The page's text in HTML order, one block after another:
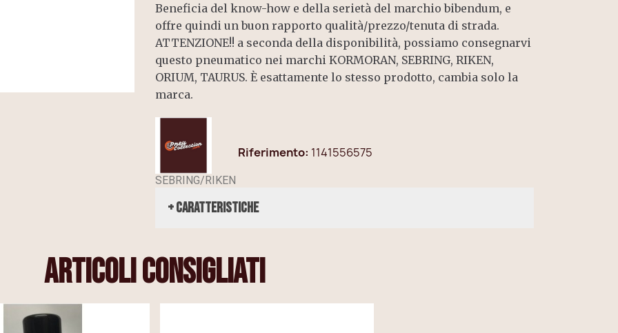
Beneficia del know-how e della serietà del marchio bibendum, e
offre quindi un buon rapporto qualità/prezzo/tenuta di strada.
ATTENZIONE!! a seconda della disponibilità, possiamo consegnarvi
questo pneumatico nei marchi KORMORAN, SEBRING, RIKEN,
ORIUM, TAURUS. È esattamente lo stesso prodotto, cambia solo la
marca.
SEBRING/RIKEN
Riferimento 1141556575
+ Caratteristiche
articoli consigliati